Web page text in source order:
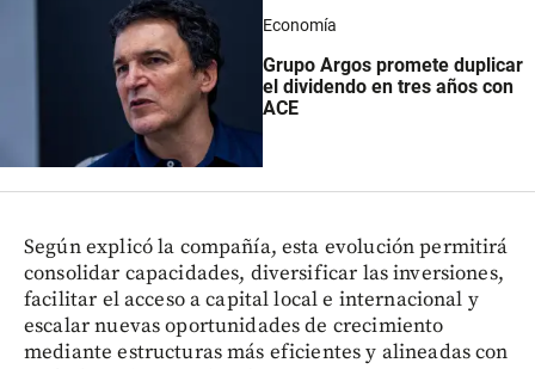
Economía
Grupo Argos promete duplicar
el dividendo en tres años con
ACE
Según explicó la compañía, esta evolución permitirá
consolidar capacidades, diversificar las inversiones,
facilitar el acceso a capital local e internacional y
escalar nuevas oportunidades de crecimiento
mediante estructuras más eficientes y alineadas con